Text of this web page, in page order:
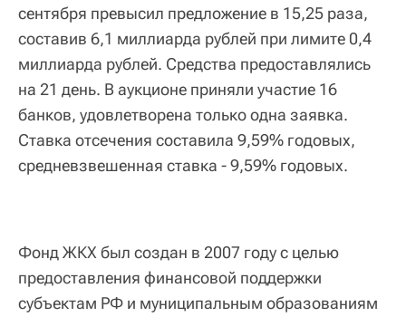
сентября превысил предложение в 15,25 раза,
составив 6,1 миллиарда рублей при лимите 0,4
миллиарда рублей. Средства предоставлялись
на 21 день. В аукционе приняли участие 16
банков, удовлетворена только одна заявка.
Ставка отсечения составила 9,59% годовых,
средневзвешенная ставка - 9,59% годовых.
Фонд ЖКХ был создан в 2007 году с целью
предоставления финансовой поддержки
субъектам РФ и муниципальным образованиям